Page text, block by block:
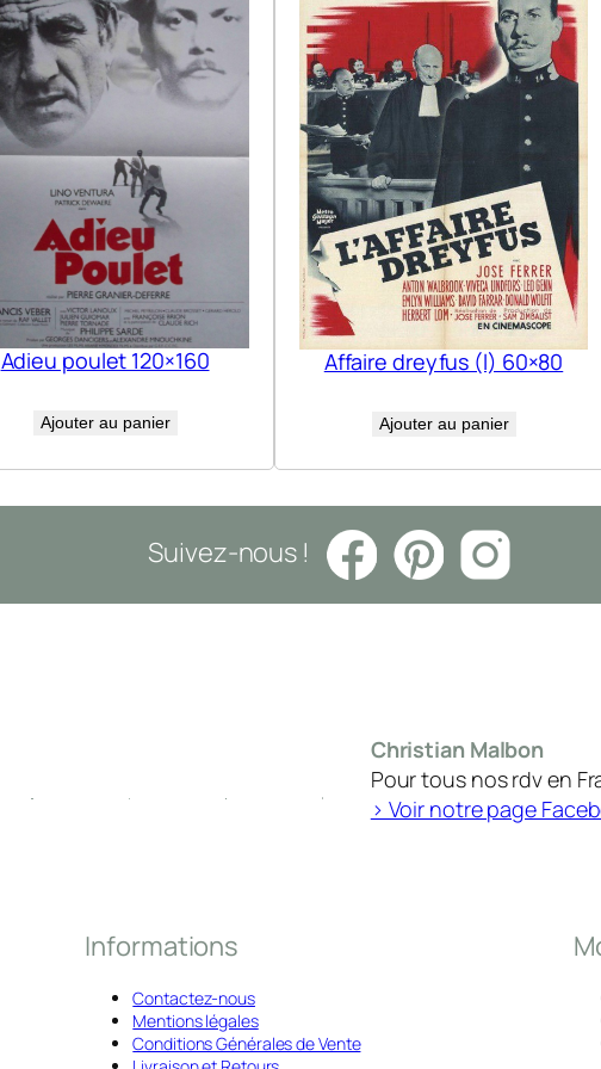
Adieu poulet 120×160
Ajouter au panier
Affaire dreyfus (l) 60×80
Ajouter au panier
Suivez-nous !
Christian Malbon
Pour tous nos rdv en
> Voir notre page
Informations
Contactez-nous
Mentions légales
Conditions Générales de Vente